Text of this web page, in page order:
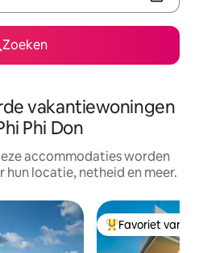
Zoeken
vakantiewoningen
Phi Don
accommodaties worden
locatie, netheid en meer.
Topfavoriet van
Favoriet van